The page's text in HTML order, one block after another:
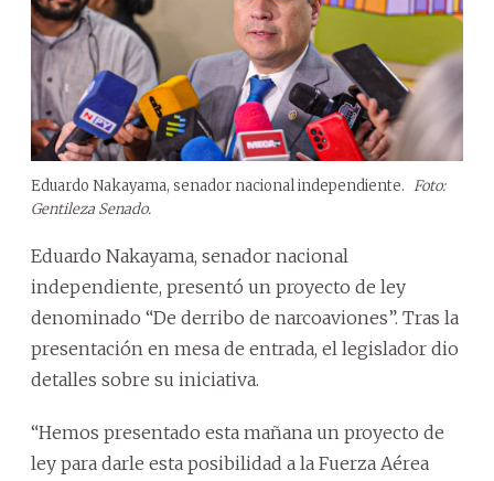
Eduardo Nakayama, senador nacional independiente. Foto:
Gentileza Senado.
Eduardo Nakayama, senador nacional
independiente, presentó un proyecto de ley
denominado “De derribo de narcoaviones”. Tras la
presentación en mesa de entrada, el legislador dio
detalles sobre su iniciativa.
“Hemos presentado esta mañana un proyecto de
ley para darle esta posibilidad a la Fuerza Aérea